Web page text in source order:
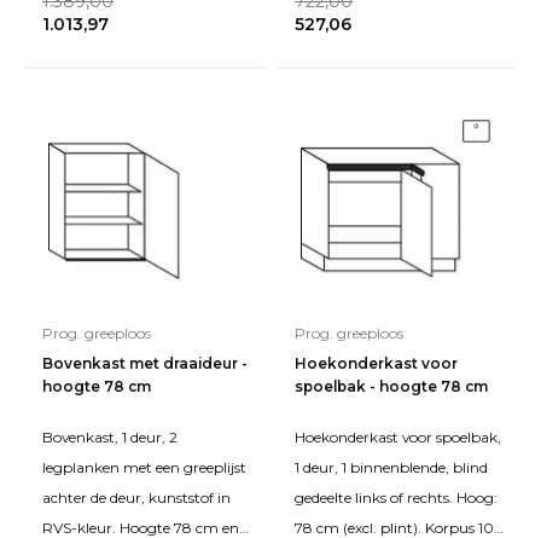
binnenkorven met afst
1.013,97
vaatwasser en het werkblad. V
527,06
Prog. greeploos
Bovenkast met draaideur -
hoogte 78 cm
Bovenkast, 1 deur, 2
legplanken met een greeplijst
achter de deur, kunststof in
RVS-kleur. Hoogte 78 cm en
Prog. greeploos
Hoekonderkast voor
spoelbak - hoogte 78 cm
Hoekonderkast voor spoelbak,
1 deur, 1 binnenblende, blind
gedeelte links of rechts. Hoog:
78 cm (excl. plint). Korpus 100